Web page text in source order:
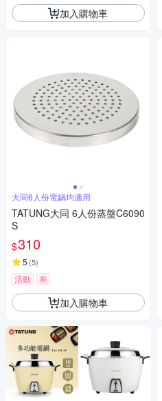
加入購物車
大同6人份電鍋均適用
TATUNG大同 6人份蒸盤C6090
S
$310
5 (5)
活動 券
加入購物車